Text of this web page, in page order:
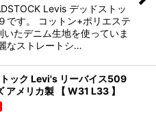
Levis デッドストッ
です。 コットン+ポリエステ
いたデニム生地を使っていま
なストレートシ…
ック Levi's リーバイス509
アメリカ製 【 W31 L33 】